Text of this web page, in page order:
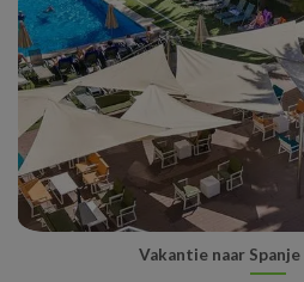
Vakantie naar